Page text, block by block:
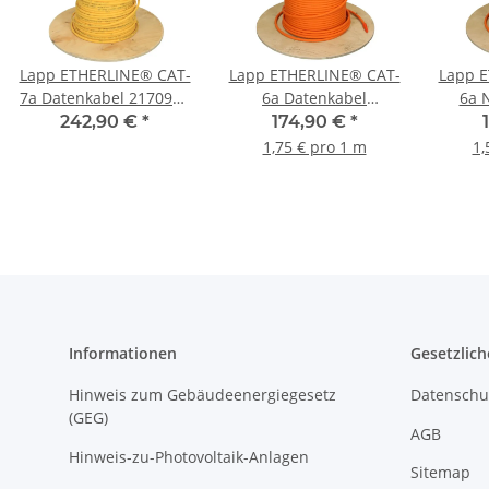
Lapp ETHERLINE® CAT-
7a Datenkabel 2170971
VPE: 100 Meter
242,90 € *
Lapp ETHERLINE® CAT-
6a Datenkabel
21701962 VPE: 100
Meter
174,90 € *
1,75 € pro 1 m
Lapp
6a
Informationen
Hinweis zum Gebäudeenergiegesetz
(GEG)
Hinweis-zu-Photovoltaik-Anlagen
AGB
Sitemap